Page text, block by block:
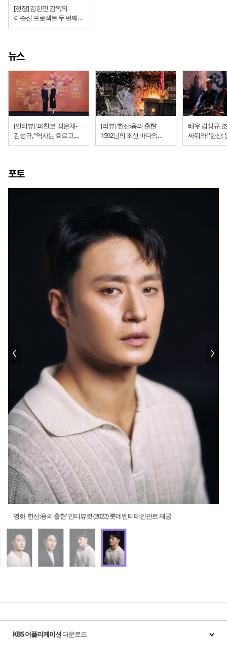
[현장] 김한민 감독의
이순신 프로젝트 두 번째
이야기 ‘한산: 용의 출현’
뉴스
[인터뷰] '파친코' 정은채-
김성규, "역사는 흐르고,
인간은 단련된다"
[리뷰] ‘한산:용의 출현’
1592년의 조선 바다의
파고는 높았다 (김한민
배우 김성규,
싸워라! '한산:
포토
영화 '한산:용의 출현' 인터뷰컷 (2022) 롯데엔터테인먼트 제공
KBS 어플리케이션다운로드